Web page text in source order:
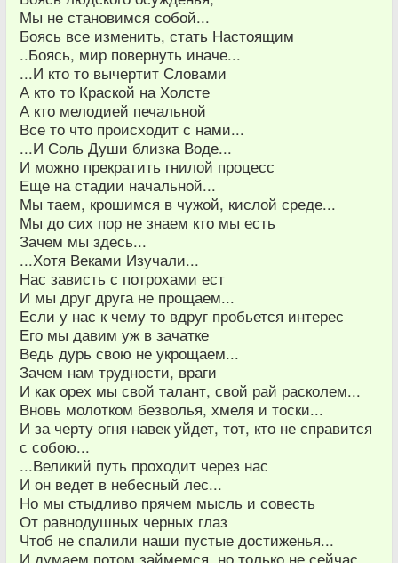
Мы не становимся собой...
Боясь все изменить, стать Настоящим
..Боясь, мир повернуть иначе...
...И кто то вычертит Словами
А кто то Краской на Холсте
А кто мелодией печальной
Все то что происходит с нами...
...И Соль Души близка Воде...
И можно прекратить гнилой процесс
Еще на стадии начальной...
Мы таем, крошимся в чужой, кислой среде...
Мы до сих пор не знаем кто мы есть
Зачем мы здесь...
...Хотя Веками Изучали...
Нас зависть с потрохами ест
И мы друг друга не прощаем...
Если у нас к чему то вдруг пробьется интерес
Его мы давим уж в зачатке
Ведь дурь свою не укрощаем...
Зачем нам трудности, враги
И как орех мы свой талант, свой рай расколем...
Вновь молотком безволья, хмеля и тоски...
И за черту огня навек уйдет, тот, кто не справится
с собою...
...Великий путь проходит через нас
И он ведет в небесный лес...
Но мы стыдливо прячем мысль и совесть
От равнодушных черных глаз
Чтоб не спалили наши пустые достиженья...
И думаем потом займемся, но только не сейчас